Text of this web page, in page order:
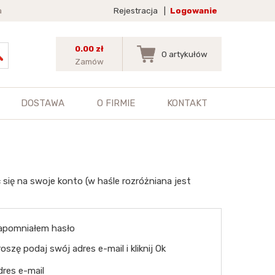
Rejestracja Logowanie
0.00 zł
Zamów
0 artykułów
DOSTAWA O FIRMIE KONTAKT
na swoje konto (w haśle rozróżniana jest
hasło
podaj swój adres e-mail i kliknij Ok
e-mail